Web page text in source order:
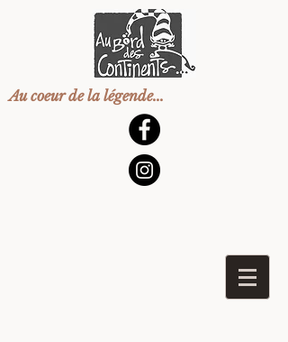
Au coeur de la légende...